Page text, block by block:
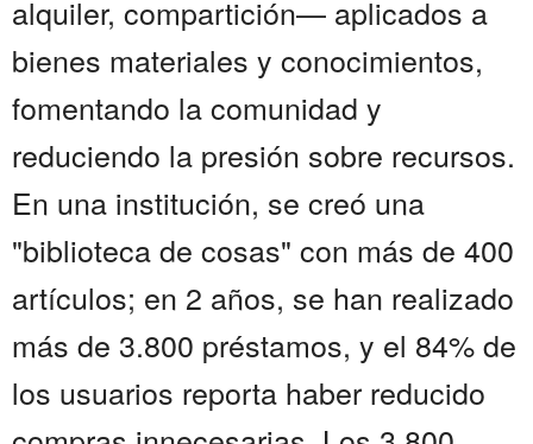
alquiler, compartición— aplicados a
bienes materiales y conocimientos,
fomentando la comunidad y
reduciendo la presión sobre recursos.
En una institución, se creó una
"biblioteca de cosas" con más de 400
artículos; en 2 años, se han realizado
más de 3.800 préstamos, y el 84% de
los usuarios reporta haber reducido